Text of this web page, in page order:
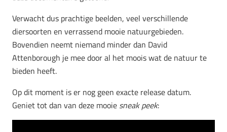
Verwacht dus prachtige beelden, veel verschillende
diersoorten en verrassend mooie natuurgebieden.
Bovendien neemt niemand minder dan David
Attenborough je mee door al het moois wat de natuur te
bieden heeft.
Op dit moment is er nog geen exacte release datum.
Geniet tot dan van deze mooie sneak peek: